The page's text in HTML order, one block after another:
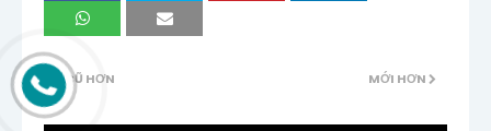
MỚI HƠN
CŨ HƠN